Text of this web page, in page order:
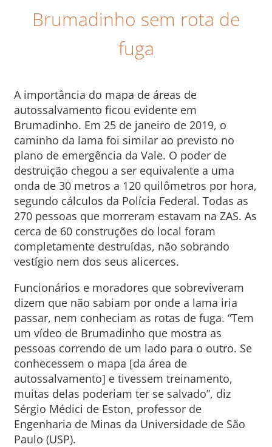
Brumadinho sem rota de
fuga
A importância do mapa de áreas de
autossalvamento ficou evidente em
Brumadinho. Em 25 de janeiro de 2019, o
caminho da lama foi similar ao previsto no
plano de emergência da Vale. O poder de
destruição chegou a ser equivalente a uma
onda de 30 metros a 120 quilômetros por hora,
segundo cálculos da Polícia Federal. Todas as
270 pessoas que morreram estavam na ZAS. As
cerca de 60 construções do local foram
completamente destruídas, não sobrando
vestígio nem dos seus alicerces.
Funcionários e moradores que sobreviveram
dizem que não sabiam por onde a lama iria
passar, nem conheciam as rotas de fuga. “Tem
um vídeo de Brumadinho que mostra as
pessoas correndo de um lado para o outro. Se
conhecessem o mapa [da área de
autossalvamento] e tivessem treinamento,
muitas delas poderiam ter se salvado”, diz
Sérgio Médici de Eston, professor de
Engenharia de Minas da Universidade de São
Paulo (USP).